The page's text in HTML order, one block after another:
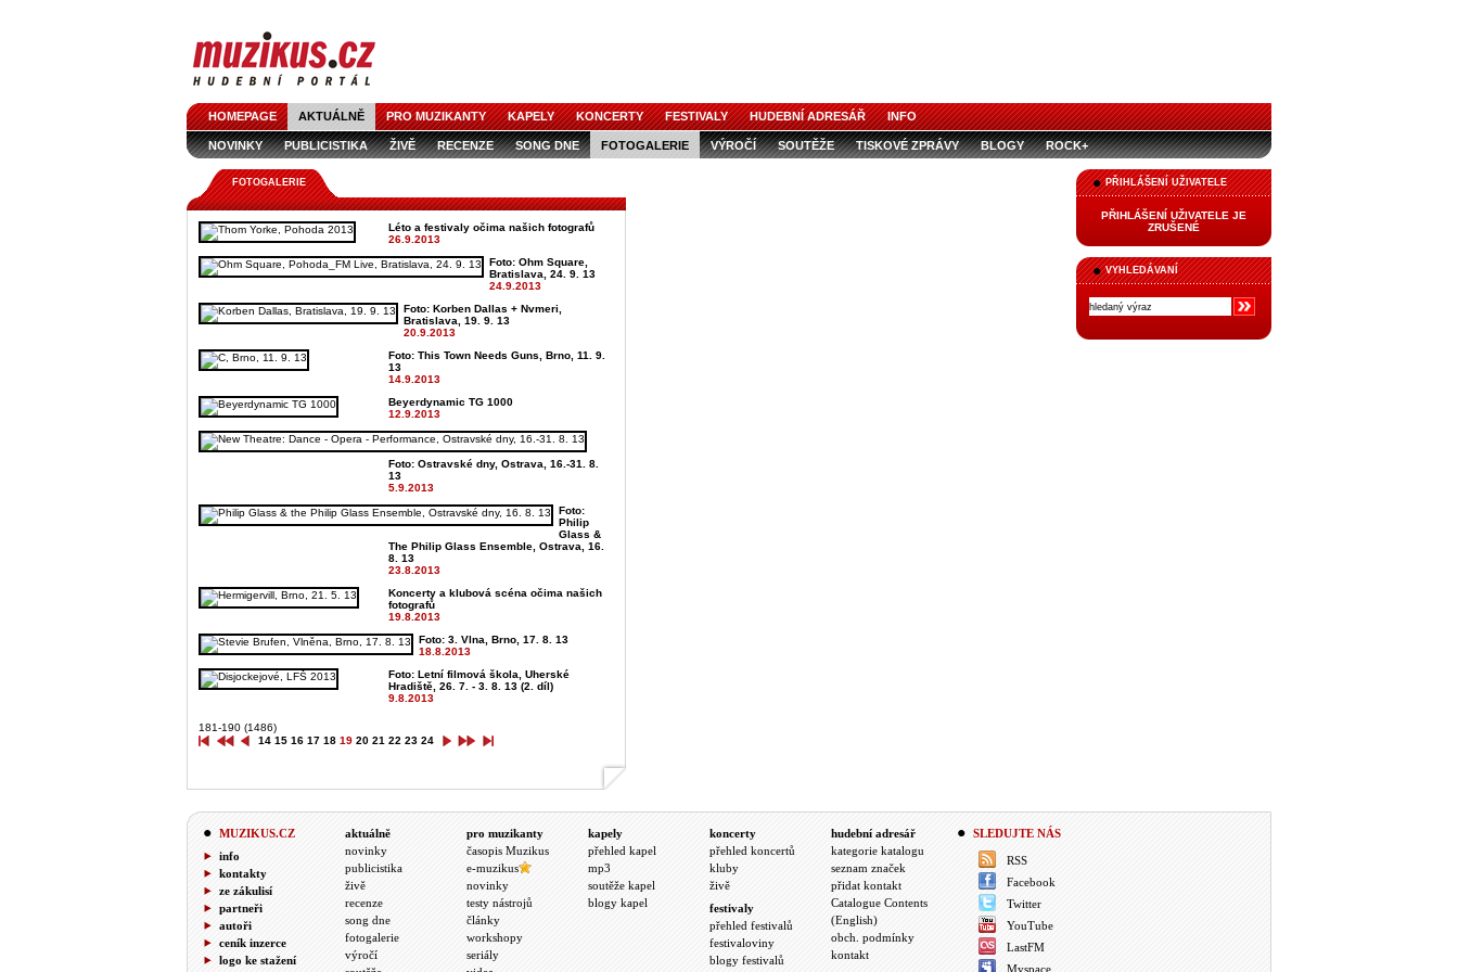
HOMEPAGE AKTUÁLNĚ PRO MUZIKANTY KAPELY KONCERTY FESTIVALY HUDEBNÍ ADRESÁŘ INFO
NOVINKY PUBLICISTIKA ŽIVĚ RECENZE SONG DNE FOTOGALERIE VÝROČÍ SOUTĚŽE TISKOVÉ ZPRÁVY BLOGY ROCK+
PŘIHLÁŠENÍ UŽIVATELE
PŘIHLÁŠENÍ UŽIVATELE JE
ZRUŠENÉ
VYHLEDÁVANÍ
FOTOGALERIE
Léto a festivaly očima našich fotografů
26.9.2013
Foto: Ohm Square,
Bratislava, 24. 9. 13
24.9.2013
Foto: Korben Dallas + Nvmeri,
Bratislava, 19. 9. 13
20.9.2013
Foto: This Town Needs Guns, Brno, 11. 9.
13
14.9.2013
Beyerdynamic TG 1000
12.9.2013
Foto: Ostravské dny, Ostrava, 16.-31. 8.
13
5.9.2013
Foto:
Philip
Glass &
The Philip Glass Ensemble, Ostrava, 16.
8. 13
23.8.2013
Koncerty a klubová scéna očima našich
fotografů
19.8.2013
Foto: 3. Vlna, Brno, 17. 8. 13
18.8.2013
Foto: Letní filmová škola, Uherské
Hradiště, 26. 7. - 3. 8. 13 (2. díl)
9.8.2013
181-190 (1486)
14 15 16 17 18 19 20 21 22 23 24
MUZIKUS.CZ
info
kontakty
ze zákulisí
partneři
autoři
ceník inzerce
logo ke stažení
aktuálně
novinky
publicistika
živě
recenze
song dne
fotogalerie
výročí
pro muzikanty
časopis Muzikus
e-muzikus
novinky
testy nástrojů
články
workshopy
seriály
kapely
přehled kapel
mp3
soutěže kapel
blogy kapel
koncerty
přehled koncertů
kluby
živě
festivaly
přehled festivalů
festivaloviny
blogy festivalů
hudební adresář
kategorie katalogu
seznam značek
přidat kontakt
Catalogue Contents
(English)
obch. podmínky
kontakt
SLEDUJTE NÁS
RSS
Facebook
Twitter
YouTube
LastFM
Myspace